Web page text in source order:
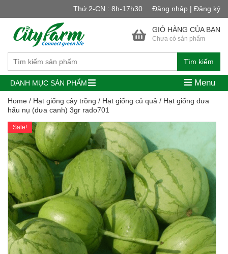
Thứ 2-CN : 8h-17h30 Đăng nhập | Đăng ký
Tìm kiếm
GIỎ HÀNG CỦA BẠN
Chưa có sản phẩm
DANH MỤC SẢN PHẨM Menu
Home / Hạt giống cây trồng / Hạt giống củ quả / Hạt giống dưa
hấu nụ (dưa canh) 3gr rado701
Sale!